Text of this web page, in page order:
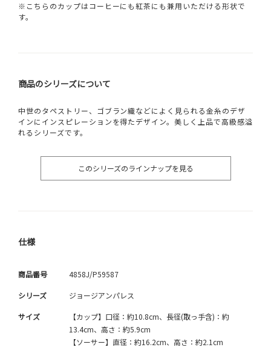
※こちらのカップはコーヒーにも紅茶にも兼用いただける形状で
す。
商品のシリーズについて
中世のタペストリー、ゴブラン織などによく見られる金糸のデザ
インにインスピレーションを得たデザイン。美しく上品で高級感溢
れるシリーズです。
このシリーズのラインナップを見る
仕様
商品番号 4858J/P59587
シリーズ ジョージアンパレス
サイズ
【カップ】口径：約10.8cm、長径(取っ手含)：約
13.4cm、高さ：約5.9cm
【ソーサー】直径：約16.2cm、高さ：約2.1cm